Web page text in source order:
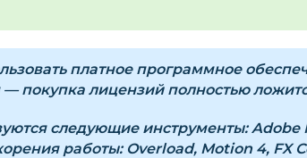
платное программное
покупка лицензий полностью
следующие инструменты:Adobe
работы: Overload, Motion 4, FX